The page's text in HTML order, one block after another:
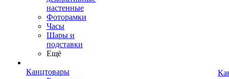
настенные
Фоторамки
Часы
Шары и
подставки
Ещё
Канцтовары